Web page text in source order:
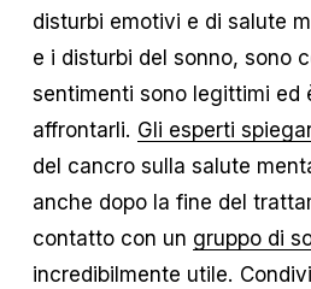
disturbi emotivi e di salute
e i disturbi del sonno, sono
sentimenti sono legittimi ed
affrontarli. Gli esperti
del cancro sulla salute
anche dopo la fine del
contatto con un gruppo di
incredibilmente utile.